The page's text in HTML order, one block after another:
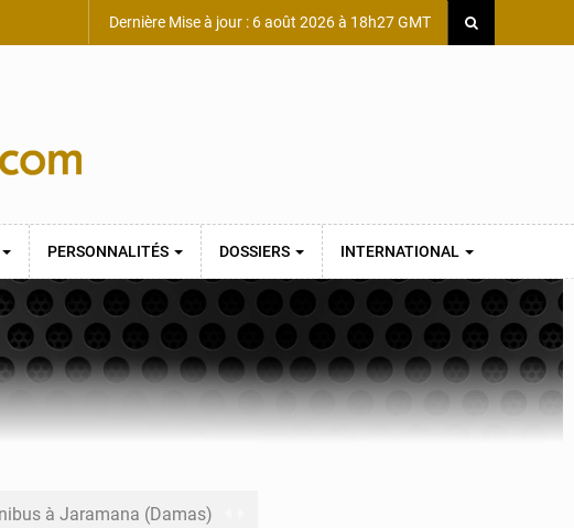
Dernière Mise à jour : 6 août 2026 à 18h27 GMT
PERSONNALITÉS DOSSIERS INTERNATIONAL
à Jaramana (Damas)